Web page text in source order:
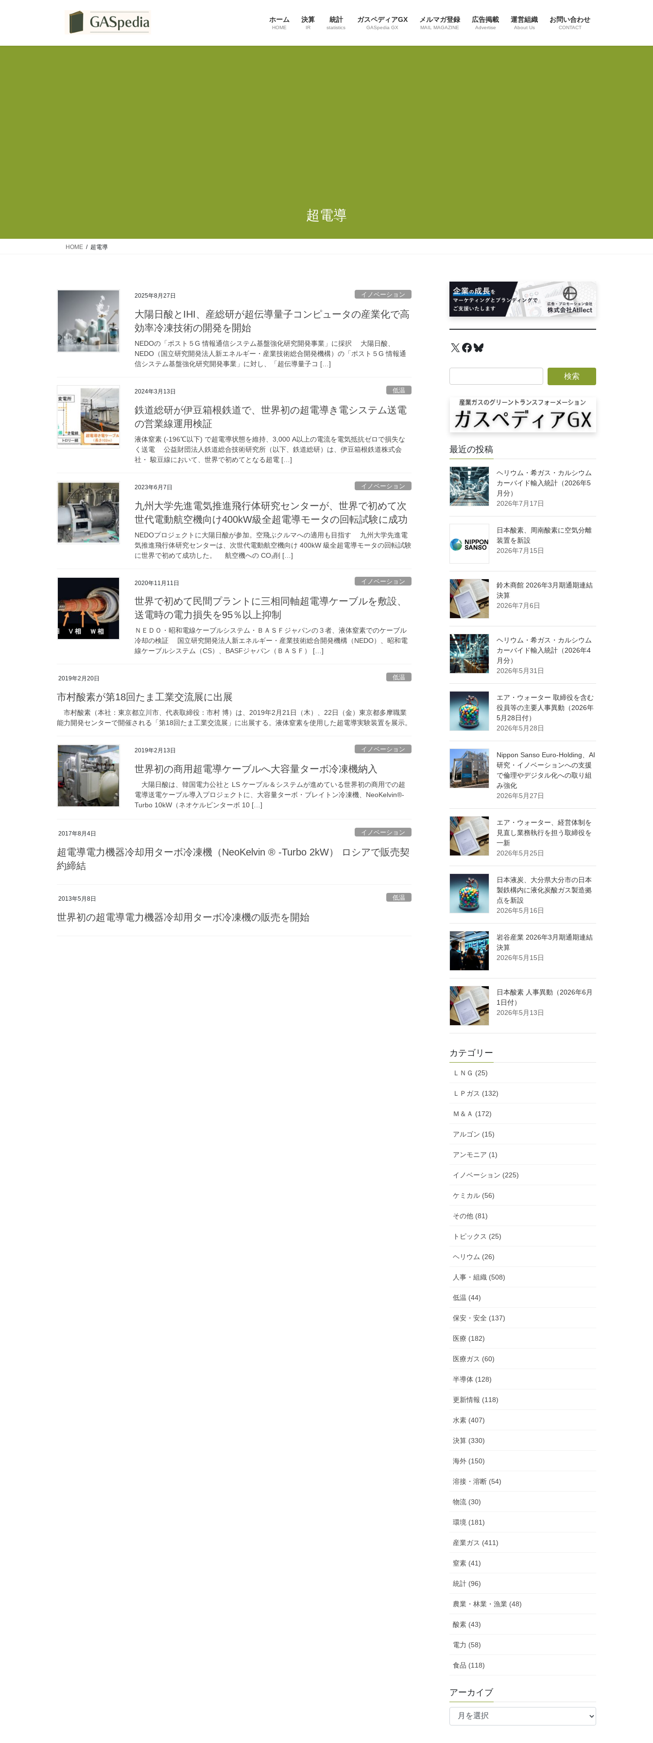
ホーム
HOME
決算
IR
統計
statistics
ガスペディアGX
GASpedia GX
メルマガ登録
MAIL MAGAZINE
広告掲載
Advertise
運営組織
About Us
お問い合わせ
CONTACT
超電導
HOME 超電導
2025年8月27日 イノベーション
大陽日酸とIHI、産総研が超伝導量子コンピュータの産業化で高
効率冷凍技術の開発を開始
NEDOの「ポスト５G 情報通信システム基盤強化研究開発事業」に採択 大陽日酸、
NEDO（国立研究開発法人新エネルギー・産業技術総合開発機構）の「ポスト５G 情報通
信システム基盤強化研究開発事業」に対し、「超伝導量子コ […]
2024年3月13日 低温
鉄道総研が伊豆箱根鉄道で、世界初の超電導き電システム送電
の営業線運用検証
液体窒素 (-196℃以下) で超電導状態を維持、3,000 A以上の電流を電気抵抗ゼロで損失な
く送電 公益財団法人鉄道総合技術研究所（以下、鉄道総研）は、伊豆箱根鉄道株式会
社・ 駿豆線において、世界で初めてとなる超電 […]
2023年6月7日 イノベーション
九州大学先進電気推進飛行体研究センターが、世界で初めて次
世代電動航空機向け400kW級全超電導モータの回転試験に成功
NEDOプロジェクトに大陽日酸が参加。空飛ぶクルマへの適用も目指す 九州大学先進電
気推進飛行体研究センターは、次世代電動航空機向け 400kW 級全超電導モータの回転試験
に世界で初めて成功した。 航空機への CO₂削 […]
2020年11月11日 イノベーション
世界で初めて民間プラントに三相同軸超電導ケーブルを敷設、
送電時の電力損失を95％以上抑制
ＮＥＤＯ・昭和電線ケーブルシステム・ＢＡＳＦジャパンの３者、液体窒素でのケーブル
冷却の検証 国立研究開発法人新エネルギー・産業技術総合開発機構（NEDO）、昭和電
線ケーブルシステム（CS）、BASFジャパン（ＢＡＳＦ） […]
2019年2月20日 低温
市村酸素が第18回たま工業交流展に出展
市村酸素（本社：東京都立川市、代表取締役：市村 博）は、2019年2月21日（木）、22日（金）東京都多摩職業
能力開発センターで開催される「第18回たま工業交流展」に出展する。液体窒素を使用した超電導実験装置を展示。
2019年2月13日 イノベーション
世界初の商用超電導ケーブルへ大容量ターボ冷凍機納入
大陽日酸は、韓国電力公社と LS ケーブル＆システムが進めている世界初の商用での超
電導送電ケーブル導入プロジェクトに、大容量ターボ・ブレイトン冷凍機、NeoKelvin®-
Turbo 10kW（ネオケルビンターボ 10 […]
2017年8月4日 イノベーション
超電導電力機器冷却用ターボ冷凍機（NeoKelvin ® -Turbo 2kW） ロシアで販売契
約締結
2013年5月8日 低温
世界初の超電導電力機器冷却用ターボ冷凍機の販売を開始
X Facebook
Bluesky
最近の投稿
ヘリウム・希ガス・カルシウム
カーバイド輸入統計（2026年5
月分）
2026年7月17日
日本酸素、周南酸素に空気分離
装置を新設
2026年7月15日
鈴木商館 2026年3月期通期連結
決算
2026年7月6日
ヘリウム・希ガス・カルシウム
カーバイド輸入統計（2026年4
月分）
2026年5月31日
エア・ウォーター 取締役を含む
役員等の主要人事異動（2026年
5月28日付）
2026年5月28日
Nippon Sanso Euro-Holding、AI
研究・イノベーションへの支援
で倫理やデジタル化への取り組
み強化
2026年5月27日
エア・ウォーター、経営体制を
見直し業務執行を担う取締役を
一新
2026年5月25日
日本液炭、大分県大分市の日本
製鉄構内に液化炭酸ガス製造拠
点を新設
2026年5月16日
岩谷産業 2026年3月期通期連結
決算
2026年5月15日
日本酸素 人事異動（2026年6月
1日付）
2026年5月13日
カテゴリー
ＬＮＧ (25)
ＬＰガス (132)
Ｍ＆Ａ (172)
アルゴン (15)
アンモニア (1)
イノベーション (225)
ケミカル (56)
その他 (81)
トピックス (25)
ヘリウム (26)
人事・組織 (508)
低温 (44)
保安・安全 (137)
医療 (182)
医療ガス (60)
半導体 (128)
更新情報 (118)
水素 (407)
決算 (330)
海外 (150)
溶接・溶断 (54)
物流 (30)
環境 (181)
産業ガス (411)
窒素 (41)
統計 (96)
農業・林業・漁業 (48)
酸素 (43)
電力 (58)
食品 (118)
アーカイブ
ア